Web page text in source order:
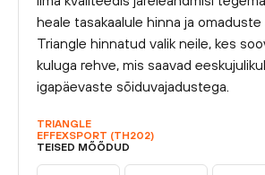
heale tasakaalule hinna ja omaduste
Triangle hinnatud valik neile, kes
kuluga rehve, mis saavad
igapäevaste sõiduvajadustega.
TRIANGLE
EFFEXSPORT (TH202)
TEISED MÕÕDUD